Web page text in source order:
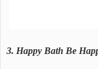
3. Happy Bath Be